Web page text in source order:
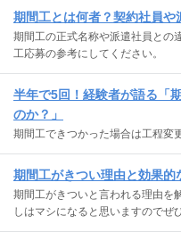
期間工とは何者？契約社員や
期間工の正式名称や派遣社員との
工応募の参考にしてください。
半年で5回！経験者が語る「
のか？」
期間工できつかった場合は工程変
期間工がきつい理由と効果的
期間工がきついと言われる理由を
しはマシになると思いますのでぜ